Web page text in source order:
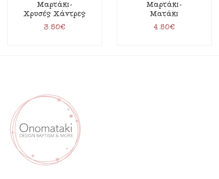
Μαρτάκι-
Χρυσές Χάντρες
3.50€
Μαρτάκι-
Ματάκι
4.50€